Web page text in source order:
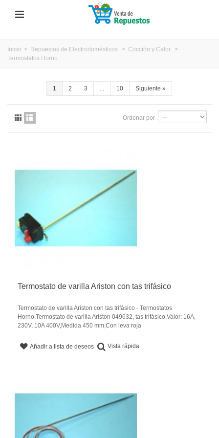
Inicio > Repuestos de Electrodomésticos > Cocción y Calor
>
Termostatos Horno
1 2 3 ... 10 Siguiente »
Ordenar por
Termostato de varilla Ariston con tas trifásico
Termostato de varilla Ariston con tas trifásico - Termostatos
Horno.Termostato de varilla Ariston 049632, tas trifásico.Valor: 16A,
230V, 10A 400V,Medida 450 mm,Con leva roja
Añadir a lista de deseos Vista rápida